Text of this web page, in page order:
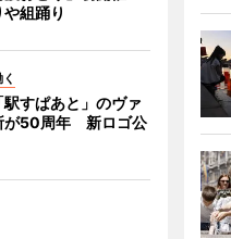
組踊り
駅すぱあと」のヴァ
が50周年 新ロゴ公